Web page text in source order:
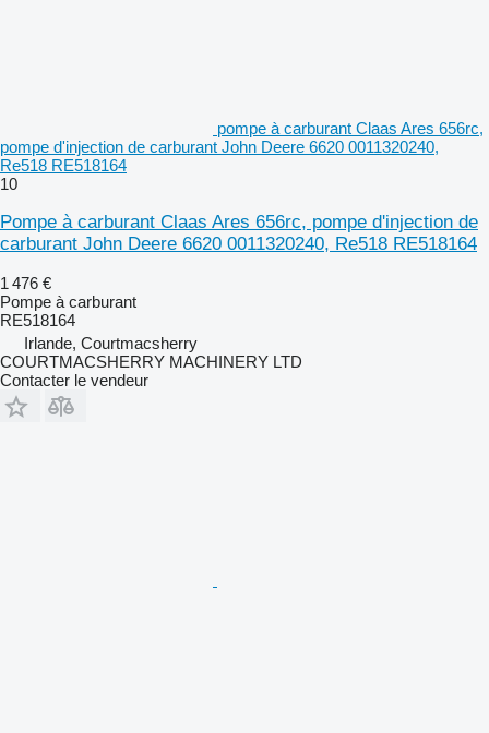
pompe à carburant Claas Ares 656rc,
pompe d'injection de carburant John Deere 6620 0011320240,
Re518 RE518164
10
Pompe à carburant Claas Ares 656rc, pompe d'injection de
carburant John Deere 6620 0011320240, Re518 RE518164
1 476 €
Pompe à carburant
RE518164
Irlande, Courtmacsherry
COURTMACSHERRY MACHINERY LTD
Contacter le vendeur